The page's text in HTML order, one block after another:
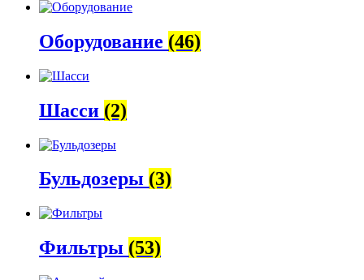
Оборудование (46)
Шасси (2)
Бульдозеры (3)
Фильтры (53)